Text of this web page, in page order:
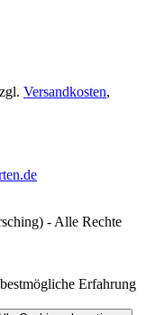
Versandkosten,
- Alle Rechte
Erfahrung